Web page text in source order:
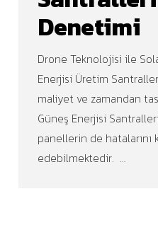
Denetimi
Drone Teknolojisi ile
Enerjisi Üretim
maliyet ve zamandan
Güneş Enerjisi
panellerin de
edebilmektedir. …